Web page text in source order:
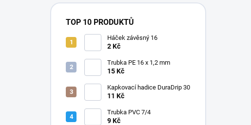
TOP 10 PRODUKTŮ
Háček závěsný 16
2 Kč
Trubka PE 16 x 1,2 mm
15 Kč
Kapkovací hadice DuraDrip 30
11 Kč
Trubka PVC 7/4
9 Kč